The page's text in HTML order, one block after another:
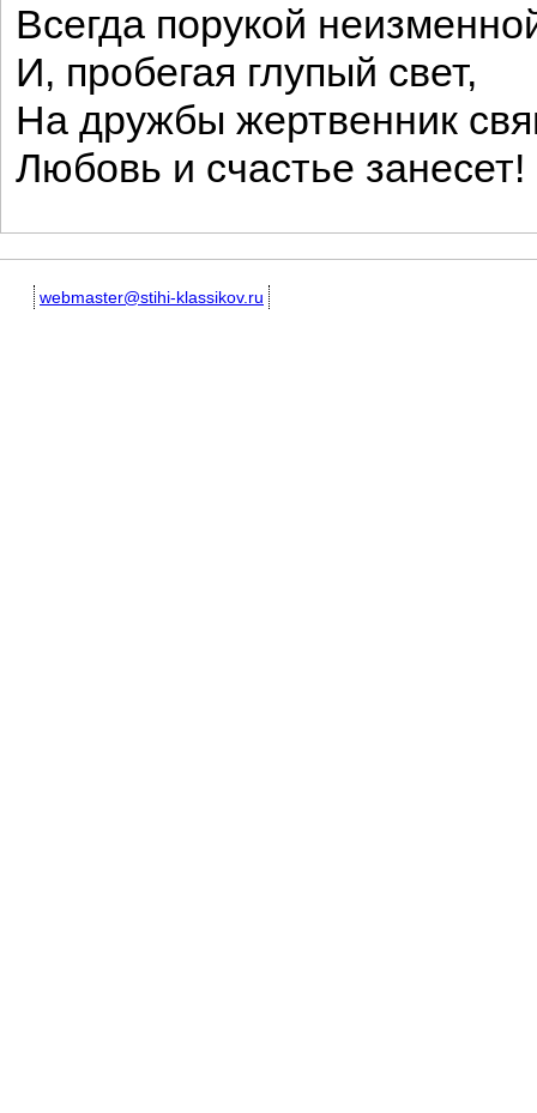
Всегда порукой
И, пробегая глупый свет,
На дружбы жертвенник
Любовь и счастье занесет!
webmaster@stihi-klassikov.ru